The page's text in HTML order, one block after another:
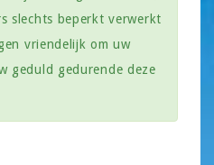
slechts beperkt verwerkt
vriendelijk om uw
geduld gedurende deze